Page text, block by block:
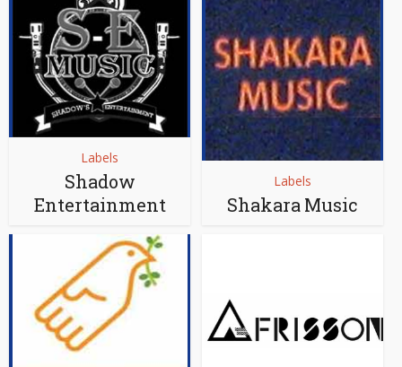
Labels
Shadow
Entertainment
Labels
Shakara Music